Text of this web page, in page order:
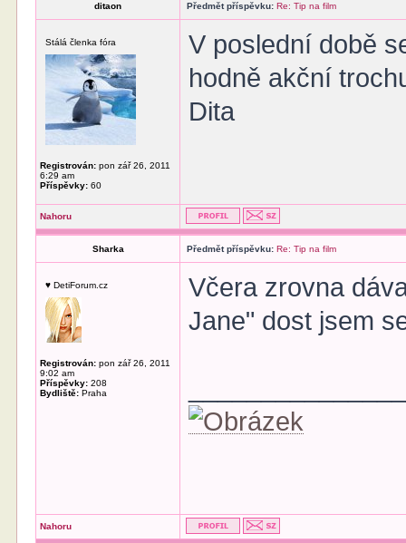
ditaon Předmět příspěvku: Re: Tip na film
Stálá členka fóra
Registrován: pon zář 26, 2011
6:29 am
Příspěvky: 60
V poslední době
hodně akční
Dita
Nahoru
Sharka Předmět příspěvku: Re: Tip na film
♥ DetiForum.cz
Registrován: pon zář 26, 2011
9:02 am
Příspěvky: 208
Bydliště: Praha
Včera zrovna
Jane" dost jsem
Nahoru